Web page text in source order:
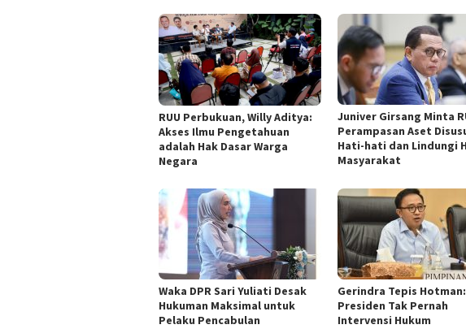
RUU Perbukuan, Willy Aditya:
Akses Ilmu Pengetahuan
adalah Hak Dasar Warga
Negara
Juniver Girsang Minta
Perampasan Aset
Hati-hati dan Lindungi
Masyarakat
Waka DPR Sari Yuliati Desak
Hukuman Maksimal untuk
Pelaku Pencabulan
Gerindra Tepis Hotman:
Presiden Tak Pernah
Intervensi Hukum